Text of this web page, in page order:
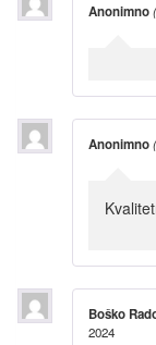
Anonimno
Anonimno
Boško
2024